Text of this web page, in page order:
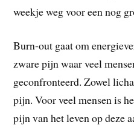
weekje weg voor een nog
Burn-out gaat om
zware pijn waar veel
geconfronteerd. Zowel
pijn. Voor veel mensen is
pijn van het leven op deze